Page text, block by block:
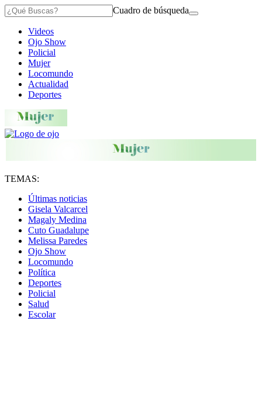
Cuadro de búsqueda
Videos
Ojo Show
Policial
Mujer
Locomundo
Actualidad
Deportes
TEMAS:
Últimas noticias
Gisela Valcarcel
Magaly Medina
Cuto Guadalupe
Melissa Paredes
Ojo Show
Locomundo
Política
Deportes
Policial
Salud
Escolar